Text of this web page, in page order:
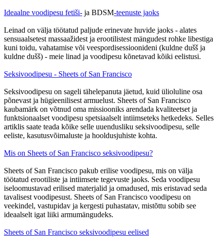
Ideaalne voodipesu fetiši- ja BDSM-teenuste jaoks
Leinad on välja töötatud paljude erinevate huvide jaoks - alates
sensuaalsetest massaažidest ja erootilistest mängudest rohke libestiga
kuni toidu, vahatamise või veespordisessioonideni (kuldne dušš ja
kuldne dušš) - meie linad ja voodipesu kõnetavad kõiki eelistusi.
Seksivoodipesu - Sheets of San Francisco
Seksivoodipesu on sageli tähelepanuta jäetud, kuid ülioluline osa
põnevast ja hügieenilisest armuelust. Sheets of San Francisco
kaubamärk on võtnud oma missiooniks arendada kvaliteetset ja
funktsionaalset voodipesu spetsiaalselt intiimseteks hetkedeks. Selles
artiklis saate teada kõike selle uuendusliku seksivoodipesu, selle
eeliste, kasutusvõimaluste ja hooldusjuhiste kohta.
Mis on Sheets of San Francisco seksivoodipesu?
Sheets of San Francisco pakub erilise voodipesu, mis on välja
töötatud erootiliste ja intiimsete tegevuste jaoks. Seda voodipesu
iseloomustavad erilised materjalid ja omadused, mis eristavad seda
tavalisest voodipesust. Sheets of San Francisco voodipesu on
veekindel, vastupidav ja kergesti puhastatav, mistõttu sobib see
ideaalselt igat liiki armumängudeks.
Sheets of San Francisco seksivoodipesu eelised